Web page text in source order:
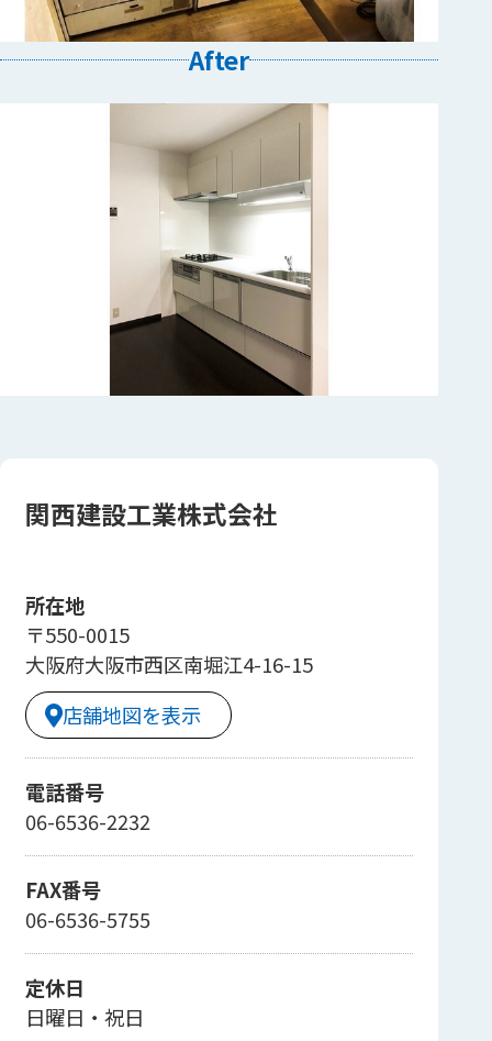
After
関西建設工業株式会社
所在地
〒550-0015
大阪府大阪市西区南堀江4-16-15
店舗地図を表示
電話番号
06-6536-2232
FAX番号
06-6536-5755
定休日
日曜日・祝日